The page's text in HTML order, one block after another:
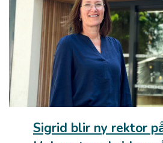
Sigrid blir ny rektor